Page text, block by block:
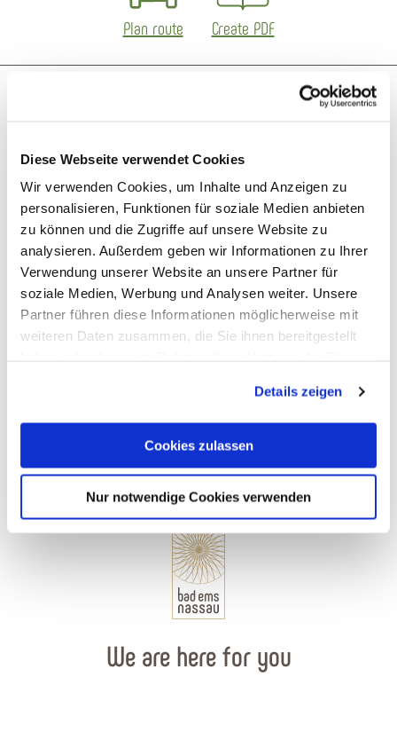
Diese Webseite verwendet Cookies
Wir verwenden Cookies, um Inhalte und Anzeigen zu
personalisieren, Funktionen für soziale Medien anbieten
zu können und die Zugriffe auf unsere Website zu
analysieren. Außerdem geben wir Informationen zu Ihrer
Verwendung unserer Website an unsere Partner für
soziale Medien, Werbung und Analysen weiter. Unsere
Partner führen diese Informationen möglicherweise mit
weiteren Daten zusammen, die Sie ihnen bereitgestellt
Cookies, wenn Sie unsere Webseite weiterhin nutzen.
Details zeigen
Cookies zulassen
Nur notwendige Cookies verwenden
Plan route Create PDF
Open now - closing at 12:00
We are here for you